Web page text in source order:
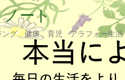
ート
グ、健康、育児 アラフォー生活